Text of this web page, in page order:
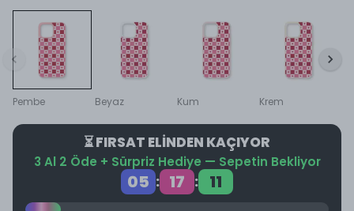
Pembe Beyaz Kum Krem
⏳ FIRSAT ELİNDEN KAÇIYOR
3 Al 2 Öde + Sürpriz Hediye — Sepetin Bekliyor
05 : 17 : 11